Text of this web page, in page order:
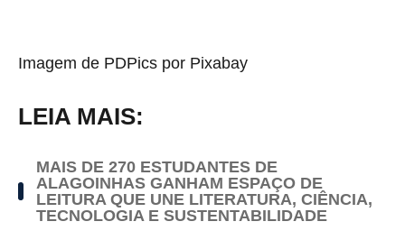
Imagem de PDPics por Pixabay
LEIA MAIS:
MAIS DE 270 ESTUDANTES DE
ALAGOINHAS GANHAM ESPAÇO DE
LEITURA QUE UNE LITERATURA, CIÊNCIA,
TECNOLOGIA E SUSTENTABILIDADE